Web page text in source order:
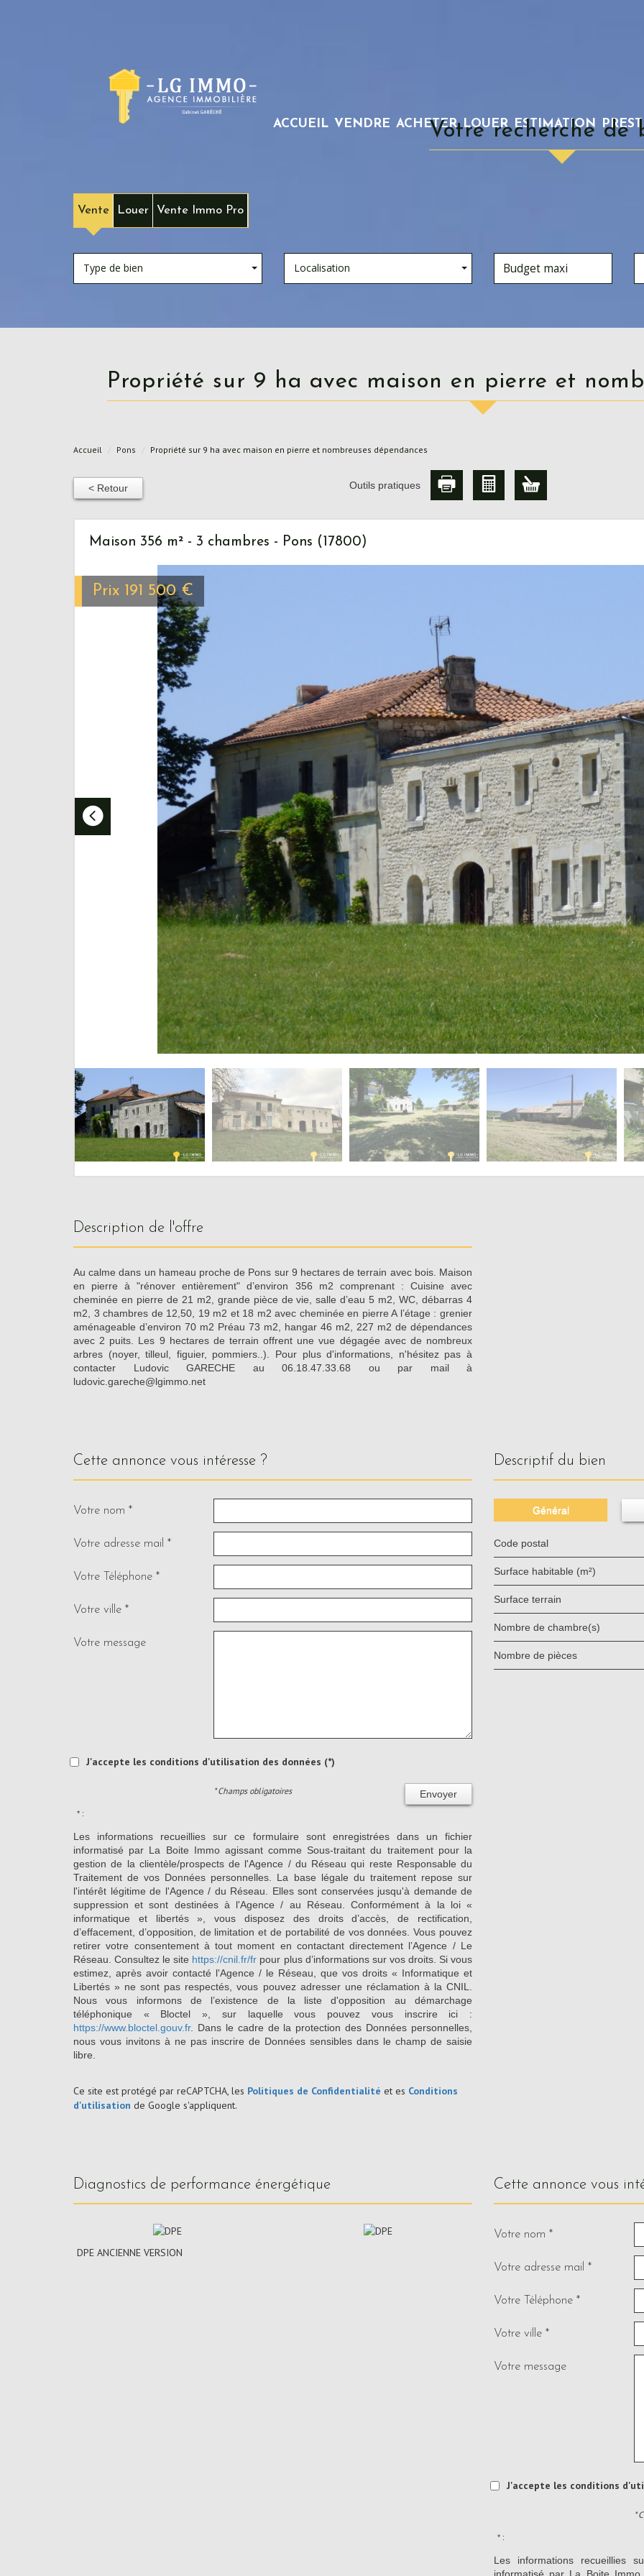
ACCUEIL VENDRE ACHETER LOUER ESTIMATION
votre recherche de
Vente Louer Vente Immo Pro
Type de bien Localisation
Propriété sur 9 ha avec maison en pierre et
Accueil Pons Propriété sur 9 ha avec maison en pierre et nombreuses dépendances
< Retour Outils pratiques
Maison 356 m² - 3 chambres - Pons (17800)
Prix 191 500 €
description de l'offre
Au calme dans un hameau proche de Pons sur 9 hectares de terrain avec bois. Maison
en pierre à "rénover entièrement" d’environ 356 m2 comprenant : Cuisine avec
cheminée en pierre de 21 m2, grande pièce de vie, salle d’eau 5 m2, WC, débarras 4
m2, 3 chambres de 12,50, 19 m2 et 18 m2 avec cheminée en pierre A l’étage : grenier
aménageable d’environ 70 m2 Préau 73 m2, hangar 46 m2, 227 m2 de dépendances
avec 2 puits. Les 9 hectares de terrain offrent une vue dégagée avec de nombreux
arbres (noyer, tilleul, figuier, pommiers..). Pour plus d'informations, n'hésitez pas à
contacter Ludovic GARECHE au 06.18.47.33.68 ou par mail à
ludovic.gareche@lgimmo.net
cette annonce vous intéresse ?
Votre nom *
Votre adresse mail *
Votre Téléphone *
Votre ville *
Votre message
J'accepte les conditions d'utilisation des données (*)
Envoyer
* Champs obligatoires
* :
Les informations recueillies sur ce formulaire sont enregistrées dans un fichier
informatisé par La Boite Immo agissant comme Sous-traitant du traitement pour la
gestion de la clientèle/prospects de l'Agence / du Réseau qui reste Responsable du
Traitement de vos Données personnelles. La base légale du traitement repose sur
l'intérêt légitime de l'Agence / du Réseau. Elles sont conservées jusqu'à demande de
suppression et sont destinées à l'Agence / au Réseau. Conformément à la loi «
informatique et libertés », vous disposez des droits d’accès, de rectification,
d’effacement, d’opposition, de limitation et de portabilité de vos données. Vous pouvez
retirer votre consentement à tout moment en contactant directement l’Agence / Le
Réseau. Consultez le site https://cnil.fr/fr pour plus d’informations sur vos droits. Si vous
estimez, après avoir contacté l'Agence / le Réseau, que vos droits « Informatique et
Libertés » ne sont pas respectés, vous pouvez adresser une réclamation à la CNIL.
Nous vous informons de l’existence de la liste d'opposition au démarchage
téléphonique « Bloctel », sur laquelle vous pouvez vous inscrire ici :
https://www.bloctel.gouv.fr. Dans le cadre de la protection des Données personnelles,
nous vous invitons à ne pas inscrire de Données sensibles dans le champ de saisie
libre.
Ce site est protégé par reCAPTCHA, les Politiques de Confidentialité et es Conditions
d'utilisation de Google s'appliquent.
descriptif du bien
Général
Code postal
Surface habitable (m²)
surface terrain
Nombre de chambre(s)
Nombre de pièces
diagnostics de performance énergétique
DPE ANCIENNE VERSION
cette annonce vous
Votre nom *
Votre adresse mail *
Votre Téléphone *
Votre ville *
Votre message
J'accepte les conditions
*
* :
Les informations recueillies